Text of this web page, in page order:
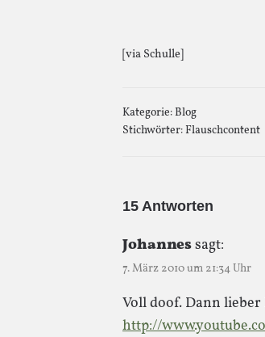
[via Schulle]
Kategorie:Blog
Stichwörter:Flauschcontent
15 Antworten
Johannessagt:
7. März 2010 um 21:34 Uhr
Voll doof. Dann
http://